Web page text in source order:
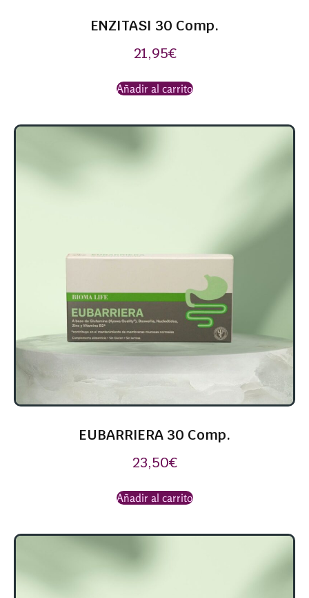
ENZITASI 30 Comp.
21,95€
Añadir al carrito
EUBARRIERA 30 Comp.
23,50€
Añadir al carrito